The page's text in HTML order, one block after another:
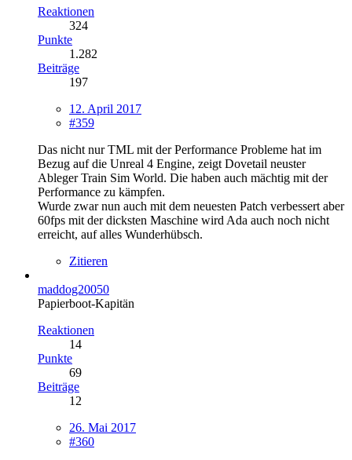
Reaktionen
324
Punkte
1.282
Beiträge
197
12. April 2017
#359
Das nicht nur TML mit der Performance Probleme hat im
Bezug auf die Unreal 4 Engine, zeigt Dovetail neuster
Ableger Train Sim World. Die haben auch mächtig mit der
Performance zu kämpfen.
Wurde zwar nun auch mit dem neuesten Patch verbessert aber
60fps mit der dicksten Maschine wird Ada auch noch nicht
erreicht, auf alles Wunderhübsch.
Zitieren
maddog20050
Papierboot-Kapitän
Reaktionen
14
Punkte
69
Beiträge
12
26. Mai 2017
#360